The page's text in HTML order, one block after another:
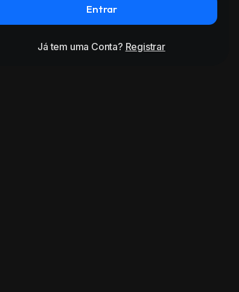
Entrar
Já tem uma Conta? Registrar